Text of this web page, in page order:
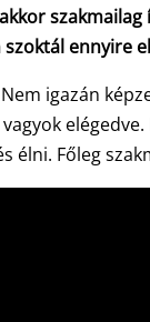
ennyire
Nem igazán
élni. Főleg